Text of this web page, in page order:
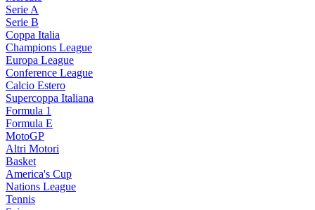
Serie A
Serie B
Coppa Italia
Champions League
Europa League
Conference League
Calcio Estero
Supercoppa Italiana
Formula 1
Formula E
MotoGP
Altri Motori
Basket
America's Cup
Nations League
Tennis